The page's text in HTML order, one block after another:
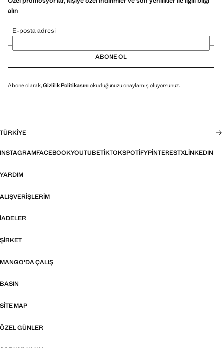
alın
E-posta adresi
ABONE OL
Abone olarak,Gizlilik Politikasını okuduğunuzu onaylamış oluyorsunuz.
TÜRKIYE
INSTAGRAMFACEBOOKYOUTUBETIKTOKSPOTIFYPINTERESTXLINKEDIN
YARDIM
ALIŞVERIŞLERIM
İADELER
ŞIRKET
MANGO'DA ÇALIŞ
BASIN
SITE MAP
ÖZEL GÜNLER